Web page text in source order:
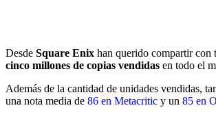
Desde Square Enix han querido compartir con
cinco millones de copias vendidas en todo el
Además de la cantidad de unidades vendidas,
una nota media de 86 en Metacritic y un 85 en